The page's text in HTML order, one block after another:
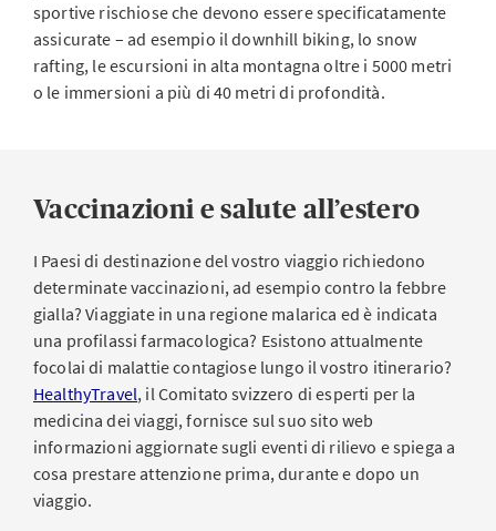
sportive rischiose che devono essere specificatamente
assicurate – ad esempio il downhill biking, lo snow
rafting, le escursioni in alta montagna oltre i 5000 metri
o le immersioni a più di 40 metri di profondità.
Vaccinazioni e salute all’estero
I Paesi di destinazione del vostro viaggio richiedono
determinate vaccinazioni, ad esempio contro la febbre
gialla? Viaggiate in una regione malarica ed è indicata
una profilassi farmacologica? Esistono attualmente
focolai di malattie contagiose lungo il vostro itinerario?
HealthyTravel, il Comitato svizzero di esperti per la
medicina dei viaggi, fornisce sul suo sito web
informazioni aggiornate sugli eventi di rilievo e spiega a
cosa prestare attenzione prima, durante e dopo un
viaggio.